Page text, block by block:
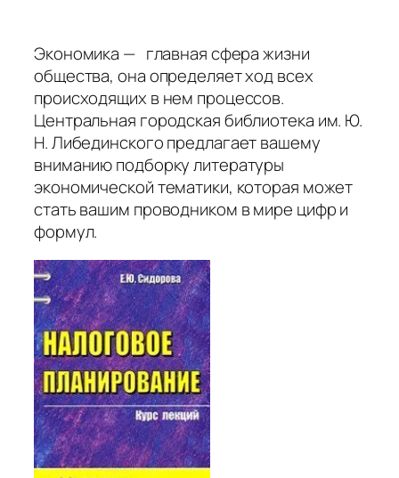
Экономика — главная сфера жизни
общества, она определяет ход всех
происходящих в нем процессов.
Центральная городская библиотека им. Ю.
Н. Либединского предлагает вашему
вниманию подборку литературы
экономической тематики, которая может
стать вашим проводником в мире цифр и
формул.